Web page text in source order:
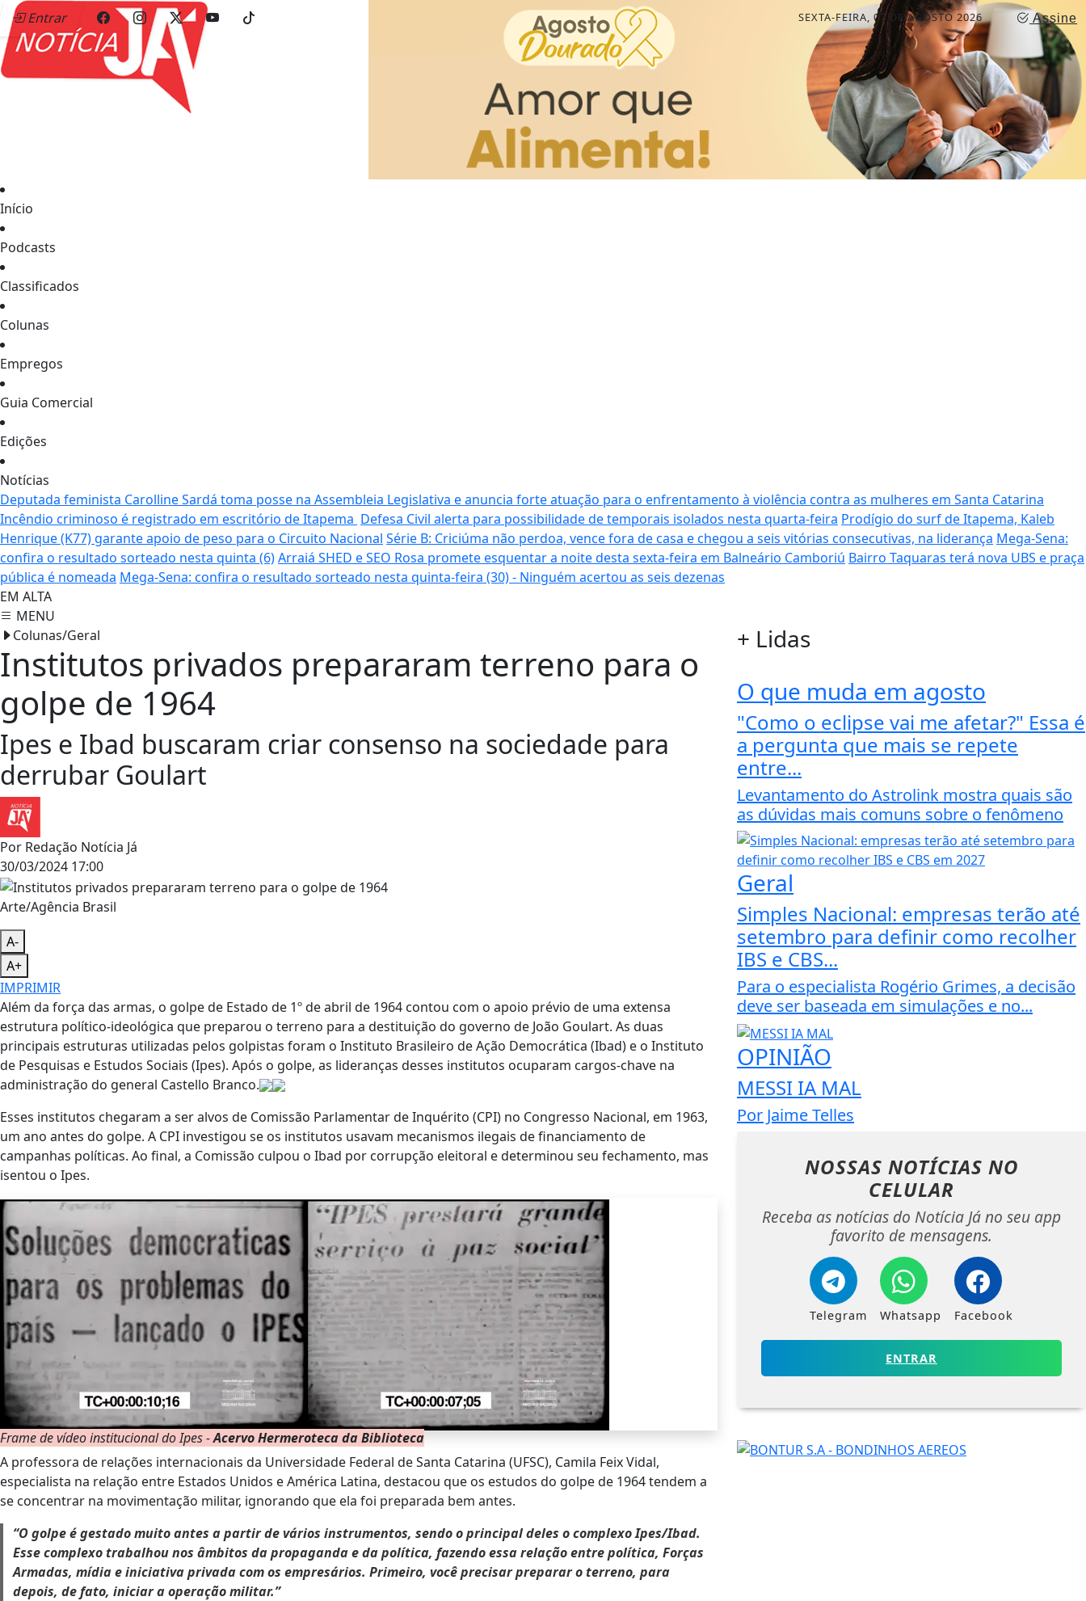
Entrar Assine
SEXTA-FEIRA, 07 DE AGOSTO 2026
Início
Podcasts
Classificados
Colunas
Empregos
Guia Comercial
Edições
Notícias
Deputada feminista Carolline Sardá toma posse na Assembleia Legislativa e anuncia forte atuação para o enfrentamento à violência contra as mulheres em Santa Catarina
Incêndio criminoso é registrado em escritório de Itapema Defesa Civil alerta para possibilidade de temporais isolados nesta quarta-feira Prodígio do surf de Itapema, Kaleb
Henrique (K77) garante apoio de peso para o Circuito Nacional Série B: Criciúma não perdoa, vence fora de casa e chegou a seis vitórias consecutivas, na liderança Mega-Sena:
confira o resultado sorteado nesta quinta (6)Arraiá SHED e SEO Rosa promete esquentar a noite desta sexta-feira em Balneário Camboriú Bairro Taquaras terá nova UBS e praça
pública é nomeada Mega-Sena: confira o resultado sorteado nesta quinta-feira (30) - Ninguém acertou as seis dezenas
EM ALTA
MENU
Colunas/Geral
Institutos privados prepararam terreno para o
golpe de 1964
Ipes e Ibad buscaram criar consenso na sociedade para
derrubar Goulart
Por Redação Notícia Já
30/03/2024 17:00
Arte/Agência Brasil
A-
A+
IMPRIMIR
Além da força das armas, o golpe de Estado de 1º de abril de 1964 contou com o apoio prévio de uma extensa
estrutura político-ideológica que preparou o terreno para a destituição do governo de João Goulart. As duas
principais estruturas utilizadas pelos golpistas foram o Instituto Brasileiro de Ação Democrática (Ibad) e o Instituto
de Pesquisas e Estudos Sociais (Ipes). Após o golpe, as lideranças desses institutos ocuparam cargos-chave na
administração do general Castello Branco.
Esses institutos chegaram a ser alvos de Comissão Parlamentar de Inquérito (CPI) no Congresso Nacional, em 1963,
um ano antes do golpe. A CPI investigou se os institutos usavam mecanismos ilegais de financiamento de
campanhas políticas. Ao final, a Comissão culpou o Ibad por corrupção eleitoral e determinou seu fechamento, mas
isentou o Ipes.
Frame de vídeo institucional do Ipes -Acervo Hermeroteca da Biblioteca
A professora de relações internacionais da Universidade Federal de Santa Catarina (UFSC), Camila Feix Vidal,
especialista na relação entre Estados Unidos e América Latina, destacou que os estudos do golpe de 1964 tendem a
se concentrar na movimentação militar, ignorando que ela foi preparada bem antes.
“O golpe é gestado muito antes a partir de vários instrumentos, sendo o principal deles o complexo Ipes/Ibad.
Esse complexo trabalhou nos âmbitos da propaganda e da política, fazendo essa relação entre política, Forças
Armadas, mídia e iniciativa privada com os empresários. Primeiro, você precisar preparar o terreno, para
depois, de fato, iniciar a operação militar.”
+ Lidas
O que muda em agosto
"Como o eclipse vai me afetar?" Essa é
a pergunta que mais se repete
entre...
Levantamento do Astrolink mostra quais são
as dúvidas mais comuns sobre o fenômeno
Geral
Simples Nacional: empresas terão até
setembro para definir como recolher
IBS e CBS...
Para o especialista Rogério Grimes, a decisão
deve ser baseada em simulações e no...
OPINIÃO
MESSI IA MAL
Por Jaime Telles
NOSSAS NOTÍCIAS NO
CELULAR
Receba as notícias do Notícia Já no seu app
favorito de mensagens.
Telegram Whatsapp Facebook
ENTRAR